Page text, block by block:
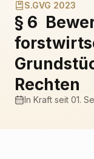
S.GVG 2023
§ 6
Rechten
In Kraft seit 01.